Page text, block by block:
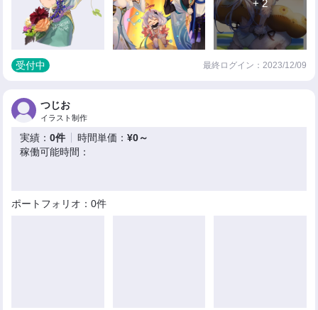
+ 2
受付中 最終ログイン：2023/12/09
つじお
イラスト制作
実績：0件 時間単価：¥0～
稼働可能時間：
ポートフォリオ：0件